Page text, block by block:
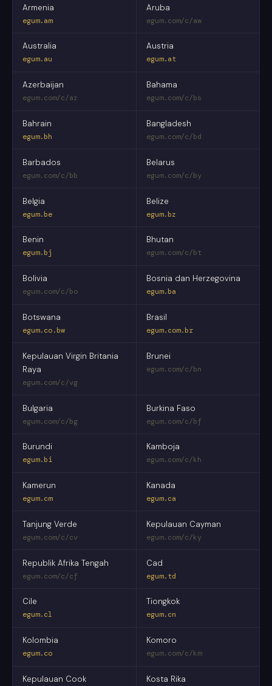
Armenia
egum.am
Aruba
egum.com/c/aw
Australia
egum.au
Austria
egum.at
Azerbaijan
egum.com/c/az
Bahama
egum.com/c/bs
Bahrain
egum.bh
Bangladesh
egum.com/c/bd
Barbados
egum.com/c/bb
Belarus
egum.com/c/by
Belgia
egum.be
Belize
egum.bz
Benin
egum.bj
Bhutan
egum.com/c/bt
Bolivia
egum.com/c/bo
Bosnia dan Herzegovina
egum.ba
Botswana
egum.co.bw
Brasil
egum.com.br
Kepulauan Virgin Britania
Raya
egum.com/c/vg
Brunei
egum.com/c/bn
Bulgaria
egum.com/c/bg
Burkina Faso
egum.com/c/bf
Burundi
egum.bi
Kamboja
egum.com/c/kh
Kamerun
egum.cm
Kanada
egum.ca
Tanjung Verde
egum.com/c/cv
Kepulauan Cayman
egum.com/c/ky
Republik Afrika Tengah
egum.com/c/cf
Cad
egum.td
Cile
egum.cl
Tiongkok
egum.cn
Kolombia
egum.co
Komoro
egum.com/c/km
Kepulauan Cook Kosta Rika